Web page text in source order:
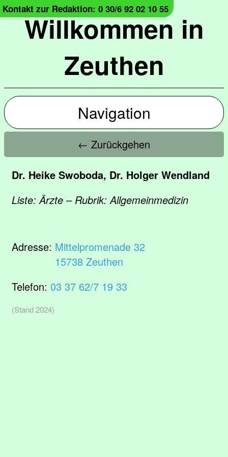
Willkommen in
Zeuthen
Kontakt zur Redaktion: 0 30/6 92 02 10 55
Navigation
← Zurückgehen
Dr. Heike Swoboda, Dr. Holger Wendland
Liste: Ärzte – Rubrik: Allgemeinmedizin
Adresse: Mittelpromenade 32
15738 Zeuthen
Telefon: 03 37 62/7 19 33
(Stand 2024)